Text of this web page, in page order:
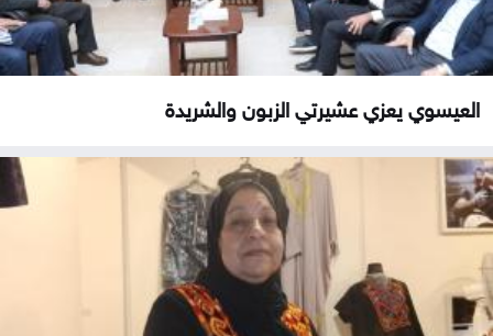
العيسوي يعزي عشيرتي الزبون والشريدة